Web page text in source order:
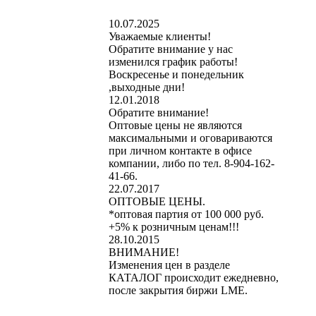
10.07.2025
Уважаемые клиенты!
Обратите внимание у нас
изменился график работы!
Воскресенье и понедельник
,выходные дни!
12.01.2018
Обратите внимание!
Оптовые цены не являются
максимальными и оговариваются
при личном контакте в офисе
компании, либо по тел. 8-904-162-
41-66.
22.07.2017
ОПТОВЫЕ ЦЕНЫ.
*оптовая партия от 100 000 руб.
+5% к розничным ценам!!!
28.10.2015
ВНИМАНИЕ!
Изменения цен в разделе
КАТАЛОГ происходит ежедневно,
после закрытия биржи LME.